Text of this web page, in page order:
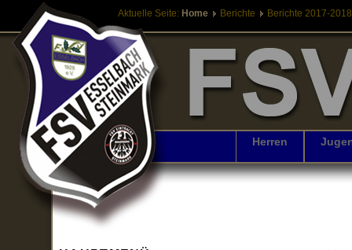
Aktuelle Seite: Home Berichte Berichte 2017-2018
Herren